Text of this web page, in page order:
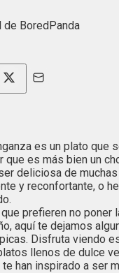
de BoredPanda
es un plato que
que es más bien un
deliciosa de
y reconfortante, o
prefieren no poner
aquí te dejamos
Disfruta viendo
llenos de dulce
han inspirado a ser